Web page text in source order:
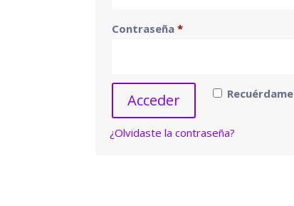
Contraseña*Obligatorio
Recuérdame
Acceder
¿Olvidaste la contraseña?